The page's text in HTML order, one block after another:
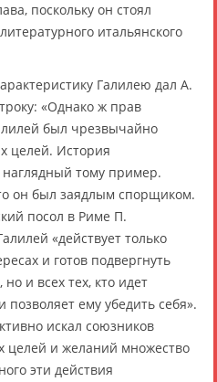
поскольку он стоял
итальянского
Галилею дал А.
«Однако ж прав
был чрезвычайно
целей. История
наглядный тому пример.
он был заядлым спорщиком.
посол в Риме П.
«действует только
и готов подвергнуть
и всех тех, кто идет
ему убедить себя».
искал союзников
целей и желаний множество
эти действия